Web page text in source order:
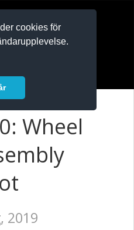
cookies för
Wheel
2019